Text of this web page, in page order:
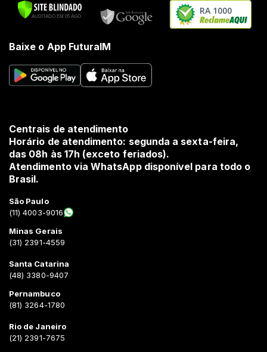
RA 1000
Baixe o App FuturaIM
Centrais de atendimento
Horário de atendimento: segunda a sexta-feira,
das 08h às 17h (exceto feriados).
Atendimento via WhatsApp disponível para todo o
Brasil.
São Paulo
(11) 4003-9016
Minas Gerais
(31) 2391-4559
Santa Catarina
(48) 3380-9407
Pernambuco
(81) 3264-1780
Rio de Janeiro
(21) 2391-7675